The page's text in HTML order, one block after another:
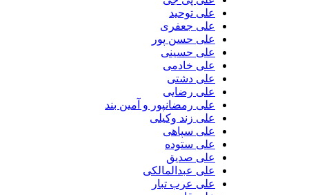
علی توحید
علی جعفری
علی حسن پور
علی حسینی
علی خادمی
علی دشتی
علی رضایی
علی رمضانپور و آمین بند
علی زند وکیلی
علی سپاهی
علی ستوده
علی صدیق
علی عبدالمالکی
علی عرب تبار